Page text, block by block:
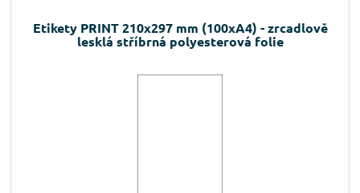
Etikety PRINT 210x297 mm (100xA4) - zrcadlově
lesklá stříbrná polyesterová folie